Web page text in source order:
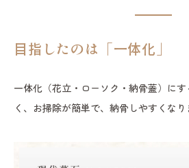
目指したのは「一体化」
一体化（花立・ローソク・納骨蓋）に
く、お掃除が簡単で、納骨しやすくなり